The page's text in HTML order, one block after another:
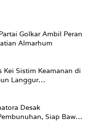
Golkar Ambil Peran
Almarhum
Kei Sistim Keamanan di
Langgur
Desak
Siap Bawa